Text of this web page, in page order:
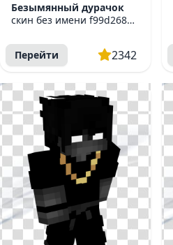
Безымянный дурачок
скин без имени f99d26846a3f1ffb
Перейти 2342